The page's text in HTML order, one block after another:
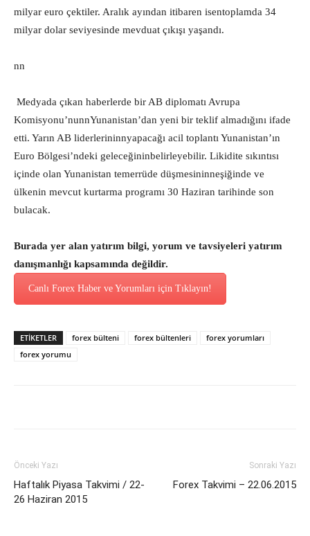
milyar euro çektiler. Aralık ayından itibaren isentoplamda 34
milyar dolar seviyesinde mevduat çıkışı yaşandı.
nn
Medyada çıkan haberlerde bir AB diplomatı Avrupa
Komisyonu’nunnYunanistan’dan yeni bir teklif almadığını ifade
etti. Yarın AB liderlerininnyapacağı acil toplantı Yunanistan’ın
Euro Bölgesi’ndeki geleceğininbelirleyebilir. Likidite sıkıntısı
içinde olan Yunanistan temerrüde düşmesininneşiğinde ve
ülkenin mevcut kurtarma programı 30 Haziran tarihinde son
bulacak.
Burada yer alan yatırım bilgi, yorum ve tavsiyeleri yatırım
danışmanlığı kapsamında değildir.
Canlı Forex Haber ve Yorumları için Tıklayın!
ETİKETLER forex bülteni forex bültenleri
forex yorumları
forex yorumu
Önceki Yazı
Haftalık Piyasa Takvimi / 22-
26 Haziran 2015
Sonraki Yazı
Forex Takvimi – 22.06.2015